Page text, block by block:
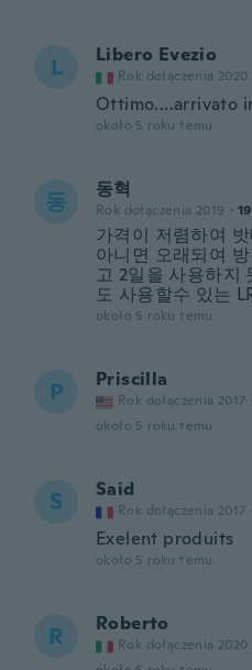
L Libero Evezio
Rok dołączenia 2020
Ottimo....arrivato
około 5 roku temu
동 동혁
Rok dołączenia 2019 · 19
가격이 저렴하여
아니면 오래되여
고 2일을 사용하지
도 사용할수 있는
około 5 roku temu
P Priscilla
Rok dołączenia 2017
około 5 roku temu
S Said
Rok dołączenia 2017
Exelent produits
około 5 roku temu
R Roberto
Rok dołączenia 2020